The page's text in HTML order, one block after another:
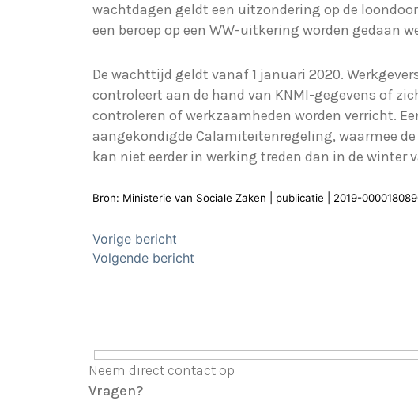
wachtdagen geldt een uitzondering op de
een beroep op een WW-uitkering worden gedaan
De wachttijd geldt vanaf 1 januari 2020.
controleert aan de hand van KNMI-gegevens of
controleren of werkzaamheden worden verricht.
aangekondigde Calamiteitenregeling, waarmee
kan niet eerder in werking treden dan in de winter
Bron: Ministerie van Sociale Zaken | publicatie | 2019-
Bericht
navigatie
Vorige bericht
Volgende bericht
Neem direct contact op
Vragen?